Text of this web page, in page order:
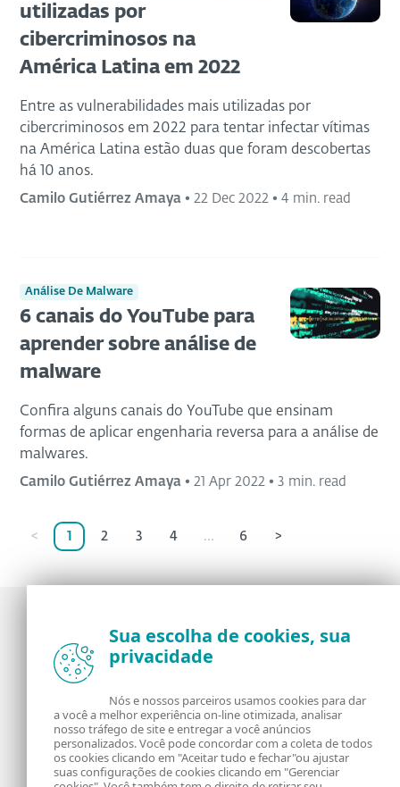
utilizadas por
cibercriminosos na
América Latina em 2022
Entre as vulnerabilidades mais utilizadas por
cibercriminosos em 2022 para tentar infectar vítimas
na América Latina estão duas que foram descobertas
há 10 anos.
Camilo Gutiérrez Amaya • 22 Dec 2022 • 4 min. read
Análise De Malware
6 canais do YouTube para
aprender sobre análise de
malware
Confira alguns canais do YouTube que ensinam
formas de aplicar engenharia reversa para a análise de
malwares.
Camilo Gutiérrez Amaya • 21 Apr 2022 • 3 min. read
< 1 2 3 4 ... 6 >
Notícias, opiniões e análises da comunidade de
segurança da ESET
Sobre o WeLiveSecurity RSS Feed
Fale Conosco Endereço
Sua escolha de cookies, sua
privacidade
Nós e nossos parceiros usamos cookies para dar
a você a melhor experiência on-line otimizada, analisar
nosso tráfego de site e entregar a você anúncios
personalizados. Você pode concordar com a coleta de todos
os cookies clicando em "Aceitar tudo e fechar"ou ajustar
suas configurações de cookies clicando em "Gerenciar